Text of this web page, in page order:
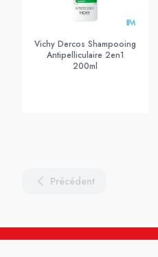
Vichy Dercos Shampooing
Antipelliculaire 2en1
200ml
Précédent